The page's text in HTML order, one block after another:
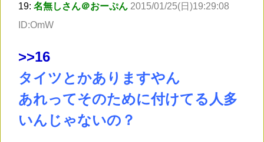
19: 名無しさん＠おーぷん 2015/01/25(日)19:29:08
ID:OmW
>>16
タイツとかありますやん
あれってそのために付けてる人多
いんじゃないの？